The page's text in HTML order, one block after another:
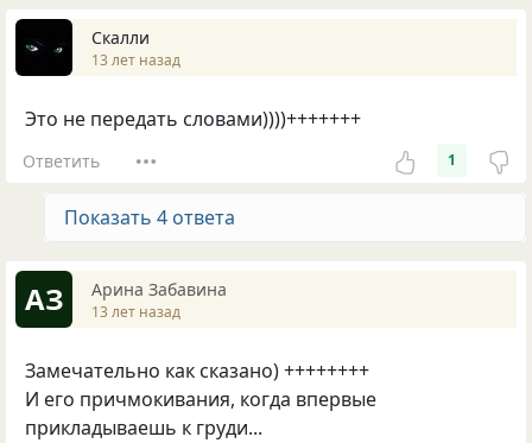
Скалли
13 лет назад
Это не передать словами))))+++++++
Ответить 1
Показать 4 ответа
АЗ Арина Забавина
13 лет назад
Замечательно как сказано) ++++++++
И его причмокивания, когда впервые
прикладываешь к груди...